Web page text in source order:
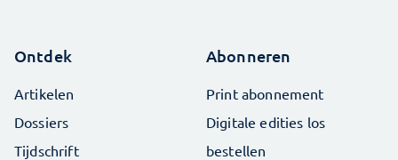
Ontdek
Artikelen
Dossiers
Tijdschrift
Abonneren
Print abonnement
Digitale edities los
bestellen